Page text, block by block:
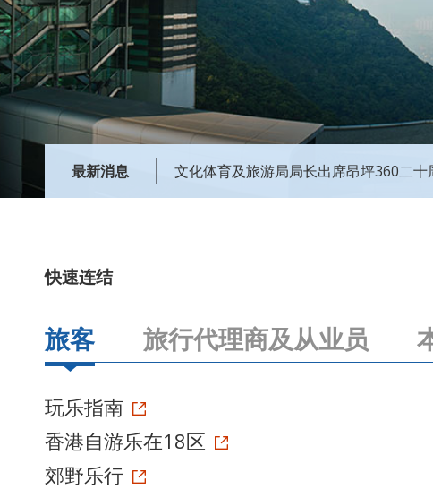
最新消息 文化体育及旅游局局长出席昂坪360二
快速连结
旅客 旅行代理商及从业员
玩乐指南
香港自游乐在18区
郊野乐行